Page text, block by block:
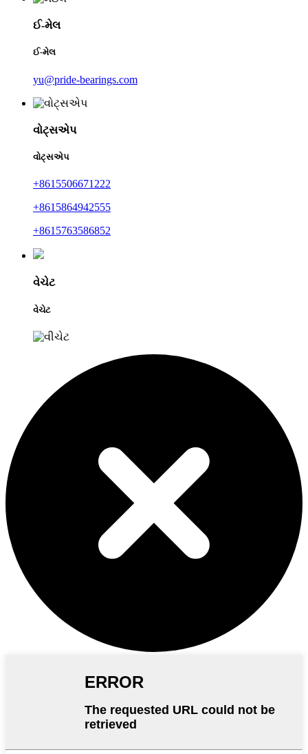
ઈ-મેલ
ઈ-મેલ
yu@pride-bearings.com
વોટ્સએપ
વોટ્સએપ
+8615506671222
+8615864942555
+8615763586852
વેચેટ
વેચેટ